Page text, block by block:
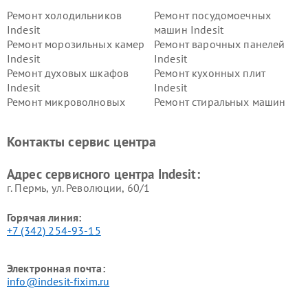
Ремонт холодильников
Indesit
Ремонт посудомоечных
машин Indesit
Ремонт морозильных камер
Indesit
Ремонт варочных панелей
Indesit
Ремонт духовых шкафов
Indesit
Ремонт кухонных плит
Indesit
Ремонт микроволновых
Ремонт стиральных машин
Indesit
Indesit
Контакты сервис центра
Адрес сервисного центра Indesit:
г. Пермь, ул. ​Революции, 60/1
Горячая линия:
+7 (342) 254-93-15
Электронная почта:
info@indesit-fixim.ru